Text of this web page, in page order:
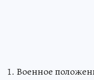
1. Военное